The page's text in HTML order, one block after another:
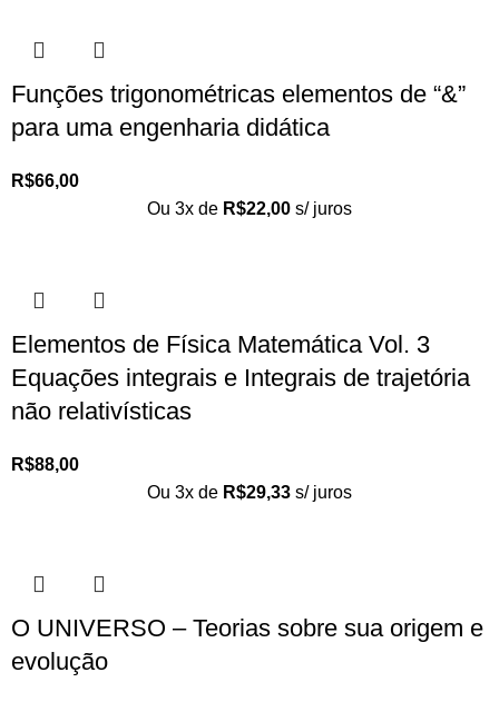
Funções trigonométricas elementos de “&”
para uma engenharia didática
R$66,00
Ou 3x de R$22,00 s/ juros
Elementos de Física Matemática Vol. 3
Equações integrais e Integrais de trajetória
não relativísticas
R$88,00
Ou 3x de R$29,33 s/ juros
O UNIVERSO – Teorias sobre sua origem e
evolução